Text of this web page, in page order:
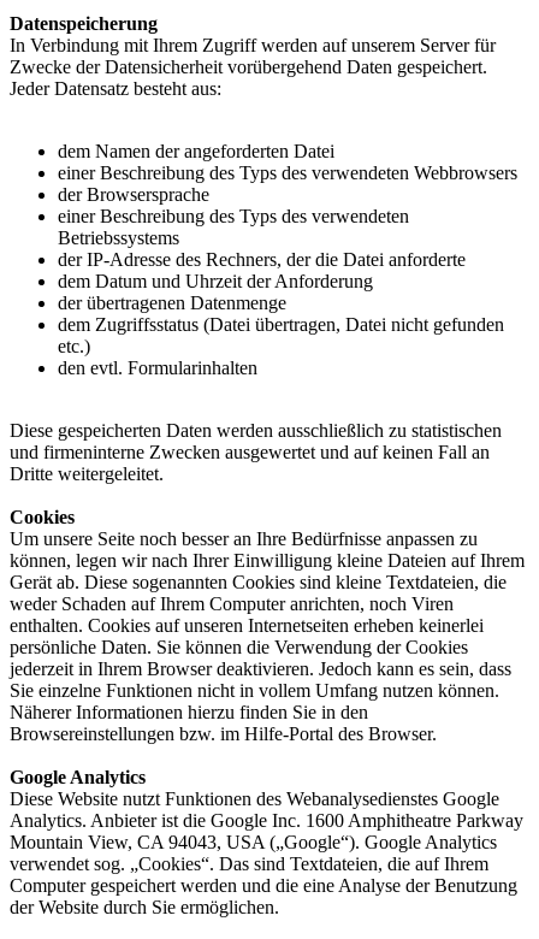
Datenspeicherung
In Verbindung mit Ihrem Zugriff werden auf unserem Server für
Zwecke der Datensicherheit vorübergehend Daten gespeichert.
Jeder Datensatz besteht aus:
dem Namen der angeforderten Datei
einer Beschreibung des Typs des verwendeten Webbrowsers
der Browsersprache
einer Beschreibung des Typs des verwendeten
Betriebssystems
der IP-Adresse des Rechners, der die Datei anforderte
dem Datum und Uhrzeit der Anforderung
der übertragenen Datenmenge
dem Zugriffsstatus (Datei übertragen, Datei nicht gefunden
etc.)
den evtl. Formularinhalten
Diese gespeicherten Daten werden ausschließlich zu statistischen
und firmeninterne Zwecken ausgewertet und auf keinen Fall an
Dritte weitergeleitet.
Cookies
Um unsere Seite noch besser an Ihre Bedürfnisse anpassen zu
können, legen wir nach Ihrer Einwilligung kleine Dateien auf Ihrem
Gerät ab. Diese sogenannten Cookies sind kleine Textdateien, die
weder Schaden auf Ihrem Computer anrichten, noch Viren
enthalten. Cookies auf unseren Internetseiten erheben keinerlei
persönliche Daten. Sie können die Verwendung der Cookies
jederzeit in Ihrem Browser deaktivieren. Jedoch kann es sein, dass
Sie einzelne Funktionen nicht in vollem Umfang nutzen können.
Näherer Informationen hierzu finden Sie in den
Browsereinstellungen bzw. im Hilfe-Portal des Browser.
Google Analytics
Diese Website nutzt Funktionen des Webanalysedienstes Google
Analytics. Anbieter ist die Google Inc. 1600 Amphitheatre Parkway
Mountain View, CA 94043, USA („Google“). Google Analytics
verwendet sog. „Cookies“. Das sind Textdateien, die auf Ihrem
Computer gespeichert werden und die eine Analyse der Benutzung
der Website durch Sie ermöglichen.